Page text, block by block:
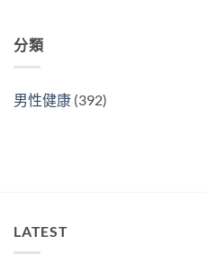
分類
男性健康 (392)
LATEST